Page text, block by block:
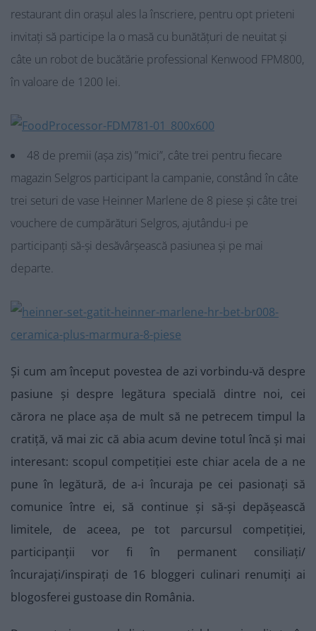
restaurant din orașul ales la înscriere, pentru opt prieteni
invitați să participe la o masă cu bunătățuri de neuitat și
câte un robot de bucătărie professional Kenwood FPM800,
în valoare de 1200 lei.
48 de premii (așa zis) ”mici”, câte trei pentru fiecare
magazin Selgros participant la campanie, constând în câte
trei seturi de vase Heinner Marlene de 8 piese și câte trei
vouchere de cumpărături Selgros, ajutându-i pe
participanți să-și desăvârșească pasiunea și pe mai
departe.
Și cum am început povestea de azi vorbindu-vă despre
pasiune și despre legătura specială dintre noi, cei
cărora ne place așa de mult să ne petrecem timpul la
cratiță, vă mai zic că abia acum devine totul încă și mai
interesant: scopul competiției este chiar acela de a ne
pune în legătură, de a-i încuraja pe cei pasionați să
comunice între ei, să continue și să-și depășească
limitele, de aceea, pe tot parcursul competiției,
participanții vor fi în permanent consiliați/
încurajați/inspirați de 16 bloggeri culinari renumiți ai
blogosferei gustoase din România.